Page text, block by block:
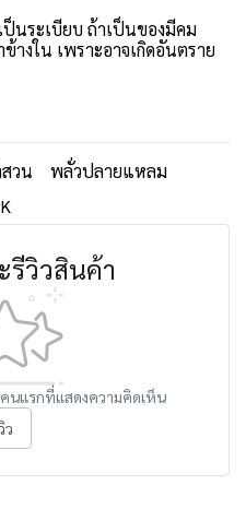
ป็นระเบียบ ถ้าเป็นของมีคม
งใน เพราะอาจเกิดอันตราย
วน
พลั่วปลายแหลม
วิวสินค้า
นแรกที่แสดงความคิดเห็น
ว